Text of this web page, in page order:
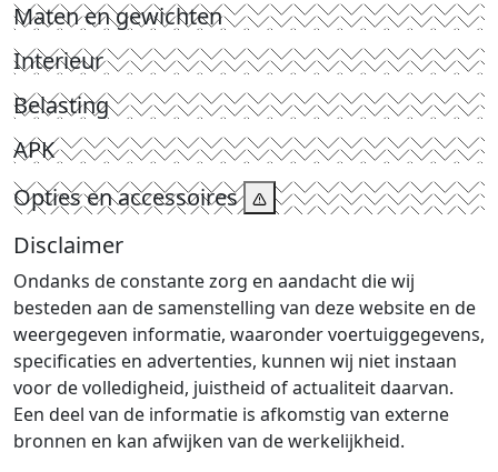
Maten en gewichten
Interieur
Belasting
APK
Opties en accessoires
Disclaimer
Ondanks de constante zorg en aandacht die wij
besteden aan de samenstelling van deze website en de
weergegeven informatie, waaronder voertuiggegevens,
specificaties en advertenties, kunnen wij niet instaan
voor de volledigheid, juistheid of actualiteit daarvan.
Een deel van de informatie is afkomstig van externe
bronnen en kan afwijken van de werkelijkheid.